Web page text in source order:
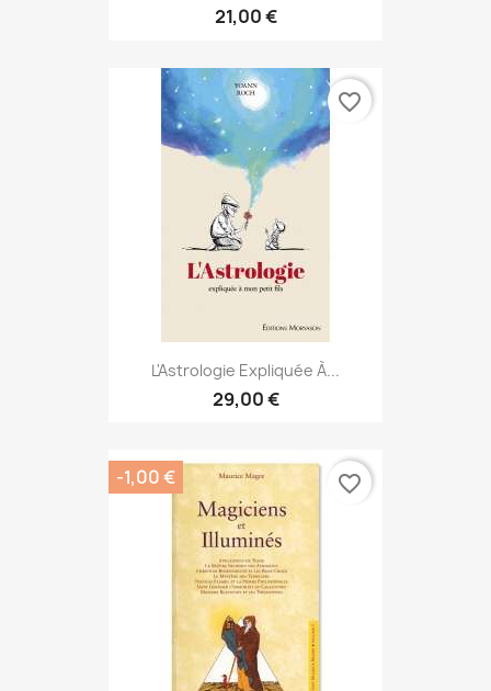
21,00 €
L'Astrologie Expliquée À...
29,00 €
favorite_border
-1,00 € favorite_border